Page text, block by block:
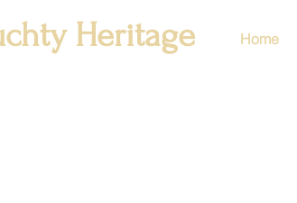
Heritage Home